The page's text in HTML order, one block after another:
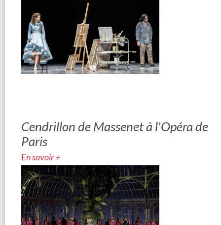
Cendrillon de Massenet à l'Opéra de
Paris
En savoir +